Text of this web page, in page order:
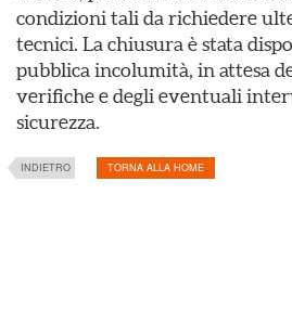
condizioni tali da richiedere
tecnici. La chiusura è stata
pubblica incolumità, in attesa
verifiche e degli eventuali
sicurezza.
INDIETRO TORNA ALLA HOME